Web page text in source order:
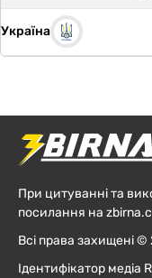
Україна
При цитуванні та
посилання на
Всі права захищені
Ідентифікатор медіа